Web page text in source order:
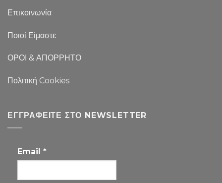
Επικοινωνία
Ποιοί Είμαστε
ΟΡΟΙ & ΑΠΟΡΡΗΤΟ
Πολιτική Cookies
ΕΓΓΡΑΦΕΊΤΕ ΣΤΟ NEWSLETTER
Email *